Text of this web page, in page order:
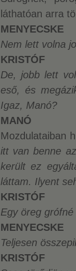
láthatóan arra
MENYECSKE
Nem lett volna
KRISTÓF
De, jobb lett
eső, és
Igaz, Manó?
MANÓ
Mozdulataiban
itt van benne
került ez
láttam. Ilyent
KRISTÓF
Egy öreg
MENYECSKE
Teljesen
KRISTÓF